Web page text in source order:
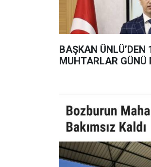
BAŞKAN ÜNLÜ’DEN
MUHTARLAR GÜNÜ